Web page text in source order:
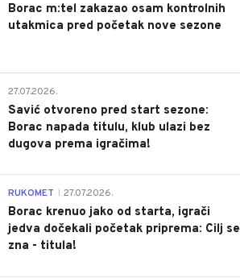
Borac m:tel zakazao osam kontrolnih
utakmica pred početak nove sezone
27.07.2026.
Savić otvoreno pred start sezone:
Borac napada titulu, klub ulazi bez
dugova prema igračima!
RUKOMET 27.07.2026.
Borac krenuo jako od starta, igrači
jedva dočekali početak priprema: Cilj se
zna - titula!